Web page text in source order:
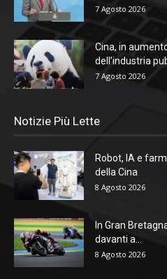
7 Agosto 2026
Cina, in
dell’industria
7 Agosto 2026
Notizie Più Lette
Robot, IA e
della Cina
8 Agosto 2026
In Gran
davanti a...
8 Agosto 2026